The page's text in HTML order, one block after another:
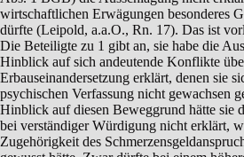
wirtschaftlichen Erwägungen besonderes
dürfte (Leipold, a.a.O., Rn. 17). Das ist
Die Beteiligte zu 1 gibt an, sie habe die
Hinblick auf sich andeutende Konflikte
Erbauseinandersetzung erklärt, denen sie
psychischen Verfassung nicht gewachsen
Hinblick auf diesen Beweggrund hätte sie
bei verständiger Würdigung nicht erklärt,
Zugehörigkeit des